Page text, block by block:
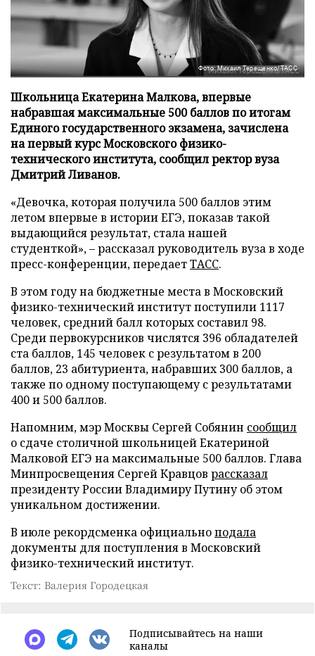
Фото: Михаил Терещенко/ТАСС
Школьница Екатерина Малкова, впервые
набравшая максимальные 500 баллов по итогам
Единого государственного экзамена, зачислена
на первый курс Московского физико-
технического института, сообщил ректор вуза
Дмитрий Ливанов.
«Девочка, которая получила 500 баллов этим
летом впервые в истории ЕГЭ, показав такой
выдающийся результат, стала нашей
студенткой», – рассказал руководитель вуза в ходе
пресс-конференции, передаетТАСС.
В этом году на бюджетные места в Московский
физико-технический институт поступили 1117
человек, средний балл которых составил 98.
Среди первокурсников числятся 396 обладателей
ста баллов, 145 человек с результатом в 200
баллов, 23 абитуриента, набравших 300 баллов, а
также по одному поступающему с результатами
400 и 500 баллов.
Напомним, мэр Москвы Сергей Собянин сообщил
о сдаче столичной школьницей Екатериной
Малковой ЕГЭ на максимальные 500 баллов. Глава
Минпросвещения Сергей Кравцов рассказал
президенту России Владимиру Путину об этом
уникальном достижении.
В июле рекордсменка официальноподала
документы для поступления в Московский
физико-технический институт.
Текст: Валерия Городецкая
Подписывайтесь на наши
каналы